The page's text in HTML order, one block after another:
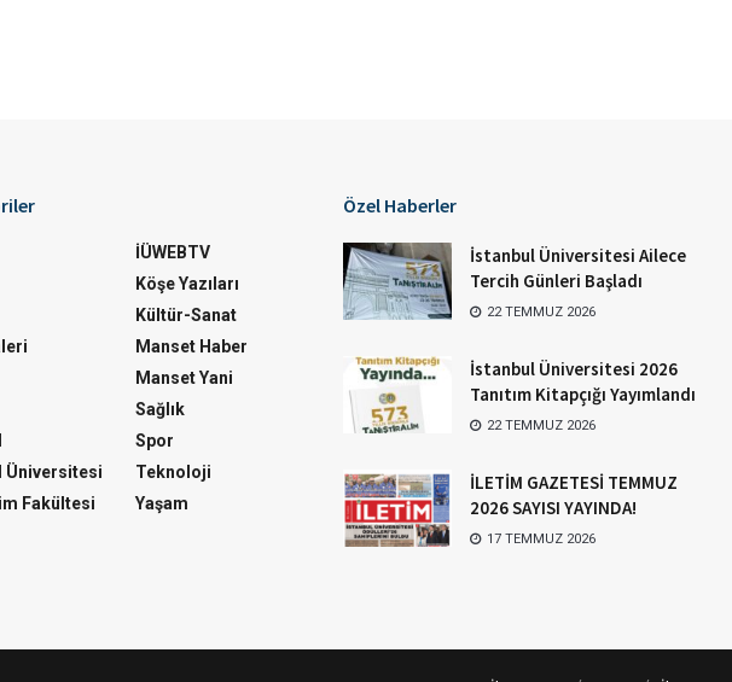
Üniversitesi
Fakültesi
İÜWEBTV
Köşe Yazıları
Kültür-Sanat
Manset Haber
Manset Yani
Sağlık
Spor
Teknoloji
Yaşam
Özel Haberler
İstanbul Üniversitesi Ailece
Tercih Günleri Başladı
22 TEMMUZ 2026
İstanbul Üniversitesi 2026
Tanıtım Kitapçığı Yayımlandı
22 TEMMUZ 2026
İLETİM GAZETESİ TEMMUZ
2026 SAYISI YAYINDA!
17 TEMMUZ 2026